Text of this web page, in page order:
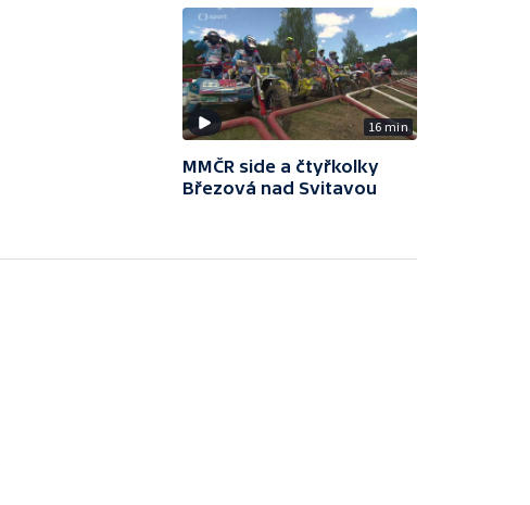
16 min
MMČR side a čtyřkolky
Březová nad Svitavou